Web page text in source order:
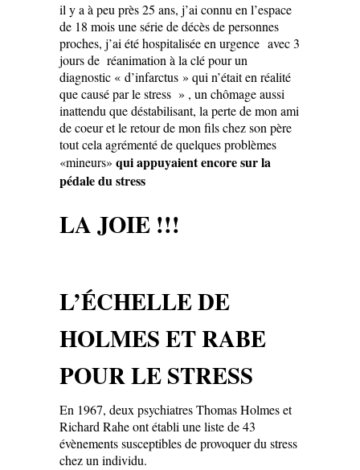
il y a à peu près 25 ans, j’ai connu en l’espace
de 18 mois une série de décès de personnes
proches, j’ai été hospitalisée en urgence avec 3
jours de réanimation à la clé pour un
diagnostic « d’infarctus » qui n’était en réalité
que causé par le stress » , un chômage aussi
inattendu que déstabilisant, la perte de mon ami
de coeur et le retour de mon fils chez son père
tout cela agrémenté de quelques problèmes
«mineurs» qui appuyaient encore sur la
pédale du stress
LA JOIE !!!
L’ÉCHELLE DE
HOLMES ET RABE
POUR LE STRESS
En 1967, deux psychiatres Thomas Holmes et
Richard Rahe ont établi une liste de 43
évènements susceptibles de provoquer du stress
chez un individu.